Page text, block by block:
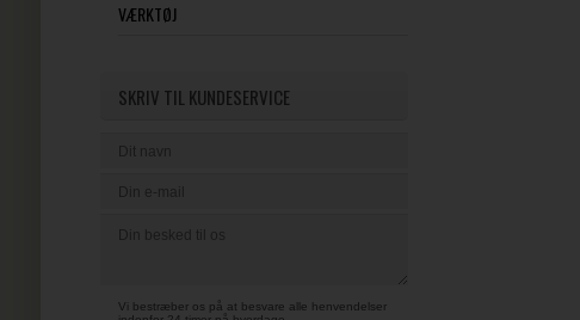
VÆRKTØJ
SKRIV TIL KUNDESERVICE
Vi bestræber os på at besvare alle henvendelser